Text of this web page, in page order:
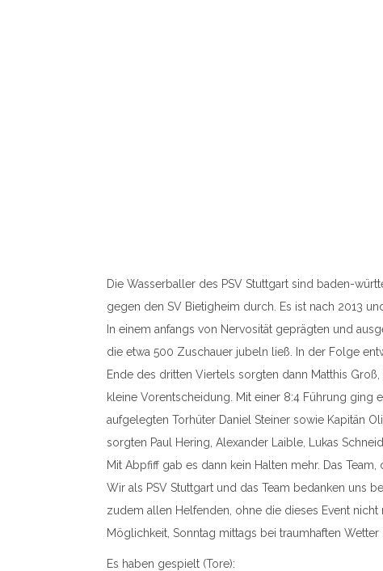
Die Wasserballer des PSV Stuttgart sind baden-
gegen den SV Bietigheim durch. Es ist nach 2013
In einem anfangs von Nervosität geprägten und
die etwa 500 Zuschauer jubeln ließ. In der Folge
Ende des dritten Viertels sorgten dann Matthis
kleine Vorentscheidung. Mit einer 8:4 Führung ging
aufgelegten Torhüter Daniel Steiner sowie Kapitän
sorgten Paul Hering, Alexander Laible, Lukas
Mit Abpfiff gab es dann kein Halten mehr. Das
Wir als PSV Stuttgart und das Team bedanken uns
zudem allen Helfenden, ohne die dieses Event
Möglichkeit, Sonntag mittags bei traumhaften Wetter
Es haben gespielt (Tore):